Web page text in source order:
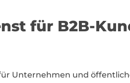
für B2B-
Unternehmen und